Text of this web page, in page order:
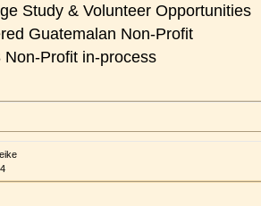
Study & Volunteer Opportunities
Guatemalan Non-Profit
Non-Profit in-process